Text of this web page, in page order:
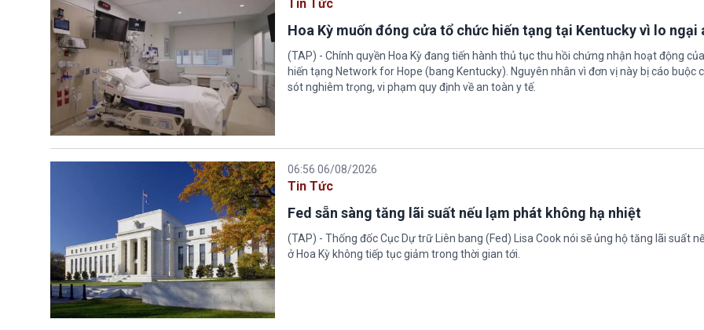
Tin Tức
Hoa Kỳ muốn đóng cửa tổ chức hiến tạng tại Kentucky vì lo ngại
(TAP) - Chính quyền Hoa Kỳ đang tiến hành thủ tục thu hồi chứng nhận hoạt động
hiến tạng Network for Hope (bang Kentucky). Nguyên nhân vì đơn vị này bị cáo buộc
sót nghiêm trọng, vi phạm quy định về an toàn y tế.
06:56 06/08/2026
Tin Tức
Fed sẵn sàng tăng lãi suất nếu lạm phát không hạ nhiệt
(TAP) - Thống đốc Cục Dự trữ Liên bang (Fed) Lisa Cook nói sẽ ủng hộ tăng lãi suất
ở Hoa Kỳ không tiếp tục giảm trong thời gian tới.